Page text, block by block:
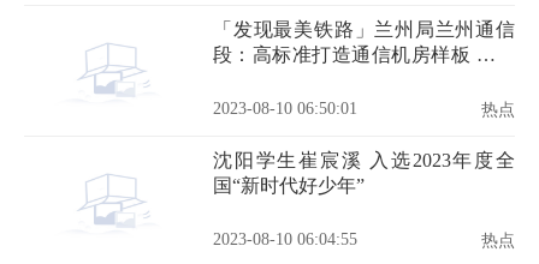
「发现最美铁路」兰州局兰州通信
段：高标准打造通信机房样板 全方
2023-08-10 06:50:01 热点
沈阳学生崔宸溪 入选2023年度全
国“新时代好少年”
2023-08-10 06:04:55 热点